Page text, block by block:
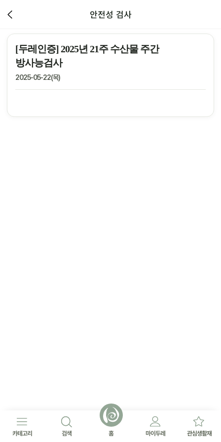
안전성 검사
[두레인증] 2025년 21주 수산물 주간
방사능검사
2025-05-22(목)
카테고리 검색 홈 마이두레 관심생활재